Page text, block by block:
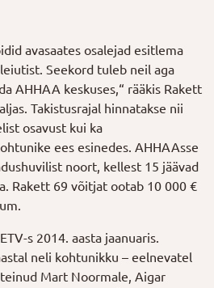
avasaates osalejad esitlema
Seekord tuleb neil aga
AHHAA keskuses,“ rääkis Rakett
Takistusrajal hinnatakse nii
osavust kui ka
ees esinedes. AHHAAsse
noort, kellest 15 jäävad
Rakett 69 võitjat ootab 10 000 €
s 2014. aasta jaanuaris.
neli kohtunikku – eelnevatel
Mart Noormale, Aigar